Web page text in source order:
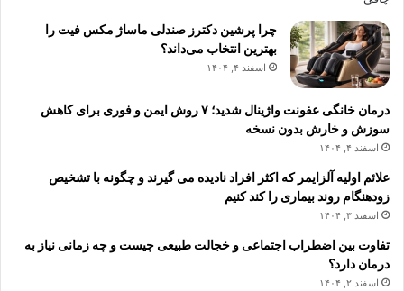
چرا پرشین دکترز صندلی ماساژ مکس فیت را
بهترین انتخاب می‌داند؟
اسفند ۴, ۱۴۰۴
درمان خانگی عفونت واژینال شدید؛ ۷ روش ایمن و فوری برای کاهش
سوزش و خارش بدون نسخه
اسفند ۴, ۱۴۰۴
علائم اولیه آلزایمر که اکثر افراد نادیده می گیرند و چگونه با تشخیص
زودهنگام روند بیماری را کند کنیم
اسفند ۳, ۱۴۰۴
تفاوت بین اضطراب اجتماعی و خجالت طبیعی چیست و چه زمانی نیاز به
درمان دارد؟
اسفند ۲, ۱۴۰۴